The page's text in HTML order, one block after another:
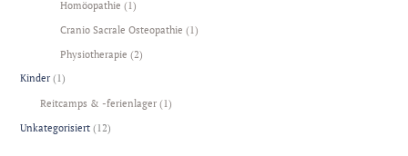
Homöopathie (1)
Cranio Sacrale Osteopathie (1)
Physiotherapie (2)
Kinder (1)
Reitcamps & -ferienlager (1)
Unkategorisiert (12)